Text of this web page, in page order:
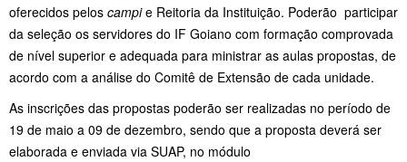
oferecidos pelos campie Reitoria da Instituição. Poderão participar
da seleção os servidores do IF Goiano com formação comprovada
de nível superior e adequada para ministrar as aulas propostas, de
acordo com a análise do Comitê de Extensão de cada unidade.
As inscrições das propostas poderão ser realizadas no período de
19 de maio a 09 de dezembro, sendo que a proposta deverá ser
elaborada e enviada via SUAP, no módulo